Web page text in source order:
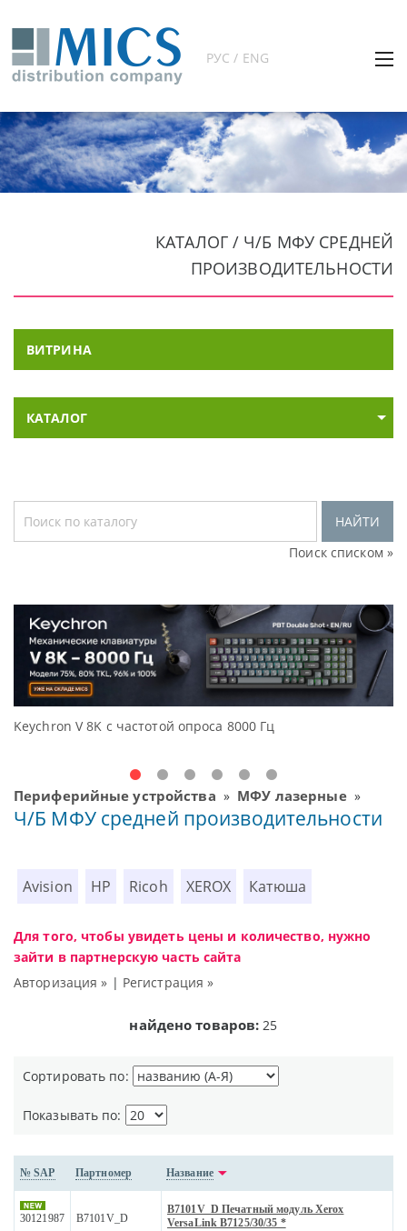
РУС / ENG
КАТАЛОГ / Ч/Б МФУ СРЕДНЕЙ
ПРОИЗВОДИТЕЛЬНОСТИ
ВИТРИНА
КАТАЛОГ
НАЙТИ
Поиск списком »
Keychron V 8K с частотой опроса 8000 Гц
Периферийные устройства » МФУ лазерные»
Ч/Б МФУ средней производительности
Avision HP Ricoh XEROX Катюша
Для того, чтобы увидеть цены и количество, нужно
зайти в партнерскую часть сайта
Авторизация » | Регистрация »
найдено товаров: 25
Сортировать по:
Показывать по:
№ SAP Партномер Название
30121987 B7101V_D
B7101V_D Печатный модуль Xerox
VersaLink B7125/30/35 *